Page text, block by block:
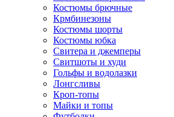
Костюмы брючные
Крмбинезоны
Костюмы шорты
Костюмы юбка
Свитера и джемперы
Свитшоты и худи
Гольфы и водолазки
Лонгсливы
Кроп-топы
Майки и топы